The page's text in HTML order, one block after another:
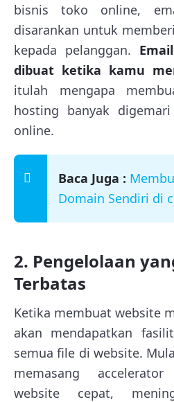
bisnis toko online,
disarankan untuk
kepada pelanggan.
dibuat ketika kamu
itulah mengapa
hosting banyak
online.
Baca Juga :
Domain Sendiri di
2. Pengelolaan
Terbatas
Ketika membuat website
akan mendapatkan
semua file di website.
memasang
website cepat,